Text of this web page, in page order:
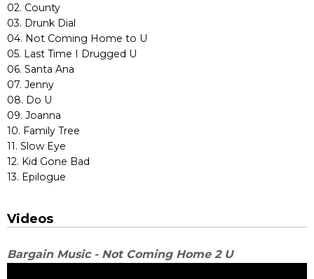
02. County
03. Drunk Dial
04. Not Coming Home to U
05. Last Time I Drugged U
06. Santa Ana
07. Jenny
08. Do U
09. Joanna
10. Family Tree
11. Slow Eye
12. Kid Gone Bad
13. Epilogue
Videos
Bargain Music - Not Coming Home 2 U